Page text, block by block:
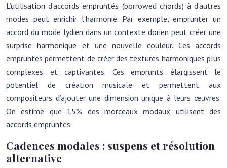
L’utilisation d’accords empruntés (borrowed chords) à d’autres
modes peut enrichir l’harmonie. Par exemple, emprunter un
accord du mode lydien dans un contexte dorien peut créer une
surprise harmonique et une nouvelle couleur. Ces accords
empruntés permettent de créer des textures harmoniques plus
complexes et captivantes. Ces emprunts élargissent le
potentiel de création musicale et permettent aux
compositeurs d’ajouter une dimension unique à leurs œuvres.
On estime que 15% des morceaux modaux utilisent des
accords empruntés.
Cadences modales : suspens et résolution
alternative